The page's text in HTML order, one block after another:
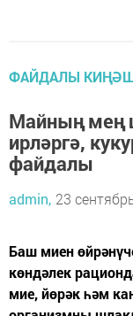
ФАЙДАЛЫ
Майның мең
ирләргә,
файдалы
admin, 23
Баш миен
көндәлек
мие, йөрәк һәм